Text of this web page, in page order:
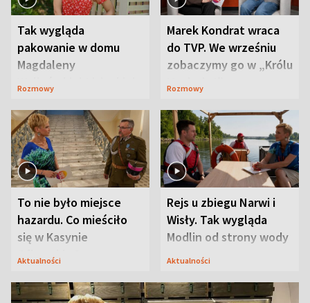
Tak wygląda
pakowanie w domu
Magdaleny
Waligórskiej-Lisieckiej.
Rozmowy
Marek Kondrat wraca
do TVP. We wrześniu
zobaczymy go w „Królu
Maciusiu I”
Rozmowy
To nie było miejsce
hazardu. Co mieściło
się w Kasynie
Oficerskim?
Aktualności
Rejs u zbiegu Narwi i
Wisły. Tak wygląda
Modlin od strony wody
Aktualności